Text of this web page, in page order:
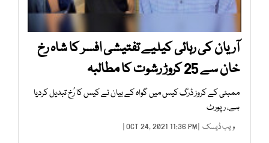
آریان کی رہائی کیلیے تفتیشی افسر کا شاہ رخ
خان سے 25 کروڑ رشوت کا مطالبہ
ممبئی کے کروز ڈرگ کیس میں گواہ کے بیان نے کیس کا رُخ تبدیل کردیا
ہے، رپورٹ
ویب ڈیسک | OCT 24, 2021 11:36 PM |